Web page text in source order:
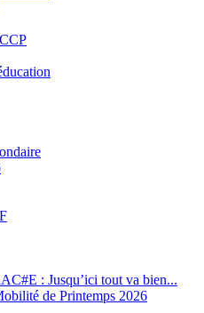
: Jusqu’ici tout va bien...
de Printemps 2026